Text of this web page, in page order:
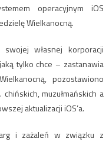
operacyjnym iOS
Wielkanocną.
własnej korporacji
tylko chce – zastanawia
pozostawiono
muzułmańskich a
aktualizacji iOS’a.
i zażaleń w związku z